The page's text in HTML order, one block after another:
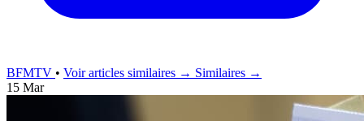
BFMTV • Voir articles similaires → Similaires →
15 Mar